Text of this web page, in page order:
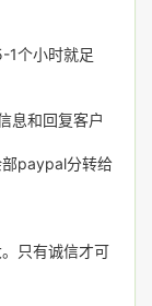
1个小时就足
息和回复客户
paypal分转给
只有诚信才可